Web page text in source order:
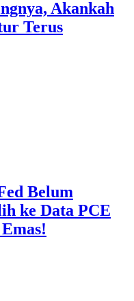
Akankah
Terus
Belum
ke Data PCE